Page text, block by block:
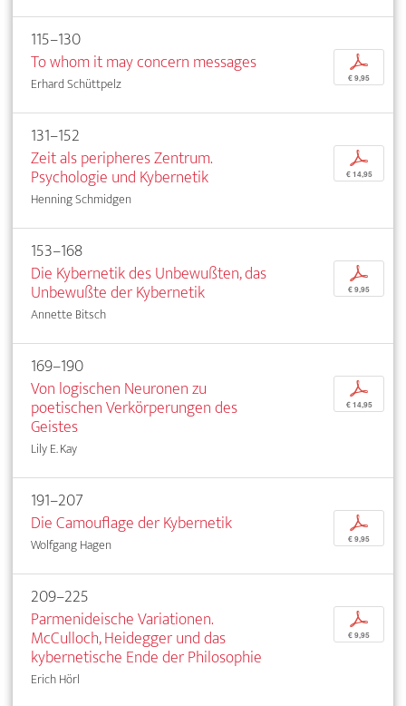
115–130
To whom it may concern messages
Erhard Schüttpelz
p
€ 9,95
131–152
Zeit als peripheres Zentrum.
Psychologie und Kybernetik
Henning Schmidgen
p
€ 14,95
153–168
Die Kybernetik des Unbewußten, das
Unbewußte der Kybernetik
Annette Bitsch
p
€ 9,95
169–190
Von logischen Neuronen zu
poetischen Verkörperungen des
Geistes
Lily E. Kay
p
€ 14,95
191–207
Die Camouflage der Kybernetik
Wolfgang Hagen
p
€ 9,95
209–225
Parmenideische Variationen.
McCulloch, Heidegger und das
kybernetische Ende der Philosophie
Erich Hörl
p
€ 9,95